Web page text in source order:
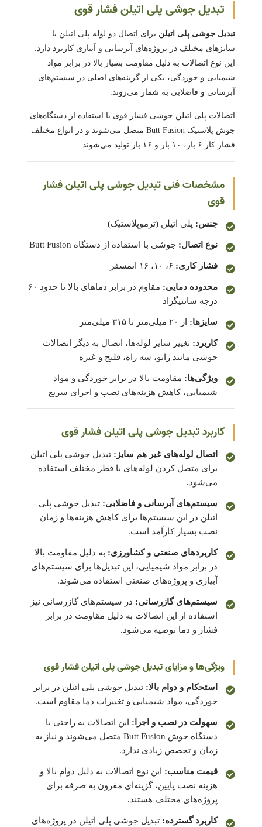
تبدیل جوشی پلی اتیلن فشار قوی
تبدیل جوشی پلی اتیلن برای اتصال دو لوله پلی اتیلن با
سایزهای مختلف در پروژه‌های آبرسانی و آبیاری کاربرد دارد.
این نوع اتصالات به دلیل مقاومت بسیار بالا در برابر مواد
شیمیایی و خوردگی، یکی از گزینه‌های اصلی در سیستم‌های
آبرسانی و فاضلابی به شمار می‌روند.
اتصالات پلی اتیلن جوشی فشار قوی با استفاده از دستگاه‌های
جوش پلاستیک Butt Fusion متصل می‌شوند و در انواع مختلف
فشار کار ۶ بار، ۱۰ بار و ۱۶ بار تولید می‌شوند.
مشخصات فنی تبدیل جوشی پلی اتیلن فشار
قوی
جنس: پلی اتیلن (ترموپلاستیک)
نوع اتصال: جوشی با استفاده از دستگاه Butt Fusion
فشار کاری:
محدوده دمایی:
مقاوم در برابر دماهای بالا تا حدود ۶۰
درجه سانتیگراد
سایزها: از ۲۰ میلی‌متر تا ۳۱۵ میلی‌متر
کاربرد: تغییر سایز لوله‌ها، اتصال به دیگر اتصالات
جوشی مانند زانو، سه راه، فلنج و غیره
ویژگی‌ها: مقاومت بالا در برابر خوردگی و مواد
شیمیایی، کاهش هزینه‌های نصب و اجرای سریع
کاربرد تبدیل جوشی پلی اتیلن فشار قوی
اتصال لوله‌های غیر هم سایز: تبدیل جوشی پلی اتیلن
برای متصل کردن لوله‌های با قطر مختلف استفاده
می‌شود.
سیستم‌های آبرسانی و فاضلابی: تبدیل جوشی پلی
اتیلن در این سیستم‌ها برای کاهش هزینه‌ها و زمان
نصب بسیار کارآمد است.
کاربردهای صنعتی و کشاورزی: به دلیل مقاومت بالا
در برابر مواد شیمیایی، این تبدیل‌ها برای سیستم‌های
آبیاری و پروژه‌های صنعتی استفاده می‌شوند.
سیستم‌های گازرسانی: در سیستم‌های گازرسانی نیز
استفاده از این اتصالات به دلیل مقاومت در برابر
فشار و دما توصیه می‌شود.
ویژگی‌ها و مزایای تبدیل جوشی پلی اتیلن فشار قوی
استحکام و دوام بالا: تبدیل جوشی پلی اتیلن در برابر
خوردگی، مواد شیمیایی و تغییرات دما مقاوم است.
سهولت در نصب و اجرا: این اتصالات به راحتی با
دستگاه جوش Butt Fusion متصل می‌شوند و نیاز به
زمان و تخصص زیادی ندارد.
قیمت مناسب: این نوع اتصالات به دلیل دوام بالا و
هزینه نصب پایین، گزینه‌ای مقرون به صرفه برای
پروژه‌های مختلف هستند.
کاربرد گسترده: تبدیل جوشی پلی اتیلن در پروژه‌های